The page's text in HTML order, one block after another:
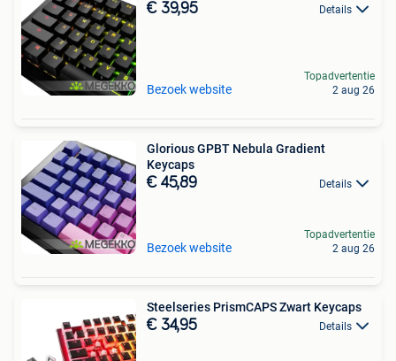
€ 39,95 Details
Bezoek website
Topadvertentie
2 aug 26
Glorious GPBT Nebula Gradient
Keycaps
€ 45,89 Details
Bezoek website
Topadvertentie
2 aug 26
Steelseries PrismCAPS Zwart Keycaps
€ 34,95 Details